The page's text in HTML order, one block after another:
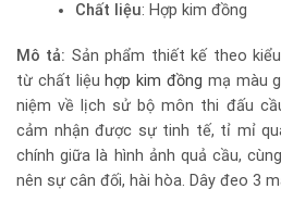
Chất liệu: Hợp kim đồng
Mô tả: Sản phẩm thiết kế theo
từ chất liệu hợp kim đồng mạ màu
niệm về lịch sử bộ môn thi đấu
cảm nhận được sự tinh tế, tỉ mỉ
chính giữa là hình ảnh quả cầu,
nên sự cân đối, hài hòa. Dây đeo 3